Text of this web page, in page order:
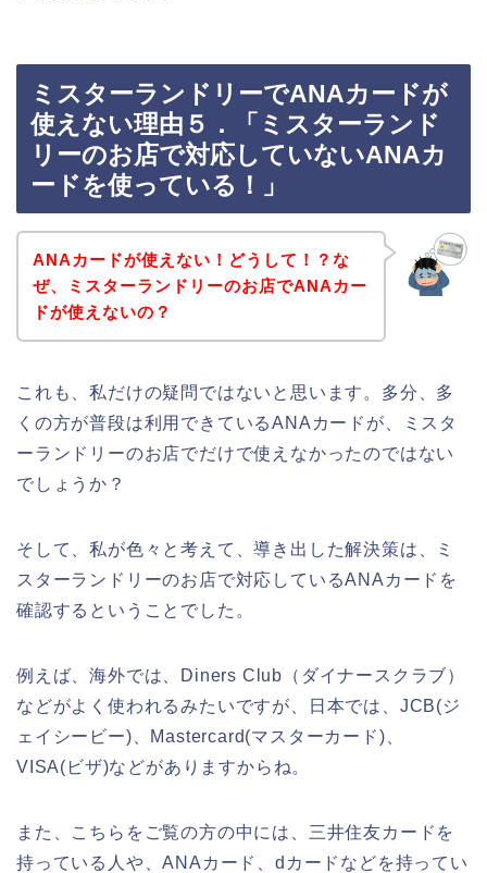
ミスターランドリーでANAカードが
使えない理由５．「ミスターランド
リーのお店で対応していないANAカ
ードを使っている！」
ANAカードが使えない！どうして！？な
ぜ、ミスターランドリーのお店でANAカー
ドが使えないの？
これも、私だけの疑問ではないと思います。多分、多
くの方が普段は利用できているANAカードが、ミスタ
ーランドリーのお店でだけで使えなかったのではない
でしょうか？
そして、私が色々と考えて、導き出した解決策は、ミ
スターランドリーのお店で対応しているANAカードを
確認するということでした。
例えば、海外では、Diners Club（ダイナースクラブ）
などがよく使われるみたいですが、日本では、JCB(ジ
ェイシービー)、Mastercard(マスターカード)、
VISA(ビザ)などがありますからね。
また、こちらをご覧の方の中には、三井住友カードを
持っている人や、ANAカード、dカードなどを持ってい